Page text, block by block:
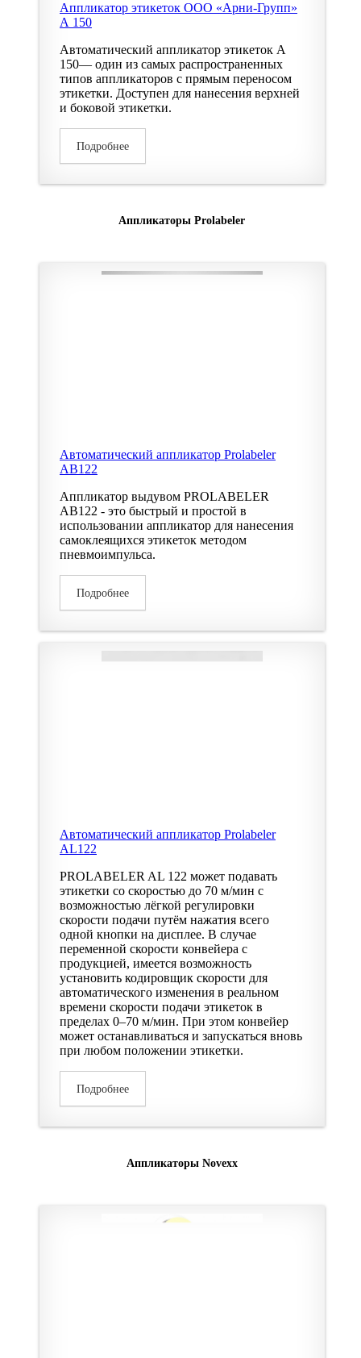
Аппликатор этикеток ООО «Арни-Групп»
А 150
Автоматический аппликатор этикеток А
150— один из самых распространенных
типов аппликаторов с прямым переносом
этикетки. Доступен для нанесения верхней
и боковой этикетки.
Подробнее
Аппликаторы Prolabeler
Автоматический аппликатор Prolabeler
AB122
Аппликатор выдувом PROLABELER
AB122 - это быстрый и простой в
использовании аппликатор для нанесения
самоклеящихся этикеток методом
пневмоимпульса.
Подробнее
Автоматический аппликатор Prolabeler
AL122
PROLABELER AL 122 может подавать
этикетки со скоростью до 70 м/мин с
возможностью лёгкой регулировки
скорости подачи путём нажатия всего
одной кнопки на дисплее. В случае
переменной скорости конвейера с
продукцией, имеется возможность
установить кодировщик скорости для
автоматического изменения в реальном
времени скорости подачи этикеток в
пределах 0–70 м/мин. При этом конвейер
может останавливаться и запускаться вновь
при любом положении этикетки.
Подробнее
Аппликаторы Novexx